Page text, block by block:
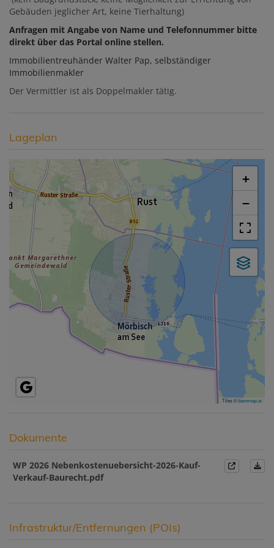
Gebäuden jeglicher Art, keine Tierhaltung)
Anfragen mit Angabe von Name und Telefonnummer bitte
direkt über das Portal online stellen.
Immobilientreuhänder Walter Pap, selbständiger
Immobilienmakler
Der Vermittler ist als Doppelmakler tätig.
Lageplan
+
−
Tiles ©basemap.at
Dokumente
WP 2026 Nebenkostenuebersicht-2026-Kauf-
Verkauf-Baurecht.pdf
Infrastruktur/Entfernungen (POIs)